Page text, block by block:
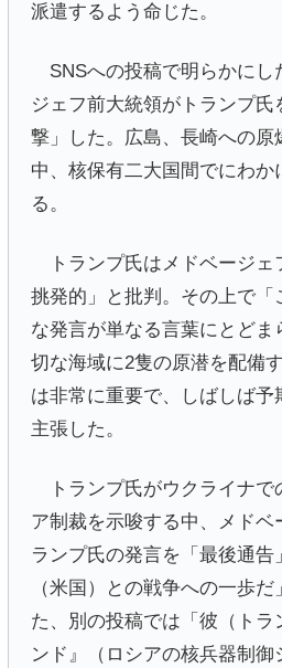
派遣するよう命じた。
SNSへの投稿で明らかにし
ジェフ前大統領がトランプ氏
撃」した。広島、長崎への原
中、核保有二大国間でにわか
る。
トランプ氏はメドベージェ
挑発的」と批判。その上で「
な発言が単なる言葉にとどま
切な海域に2隻の原潜を配備
は非常に重要で、しばしば予
主張した。
トランプ氏がウクライナで
ア制裁を示唆する中、メドベ
ランプ氏の発言を「最後通告
（米国）との戦争への一歩
た、別の投稿では「彼（トラ
ンド』（ロシアの核兵器制